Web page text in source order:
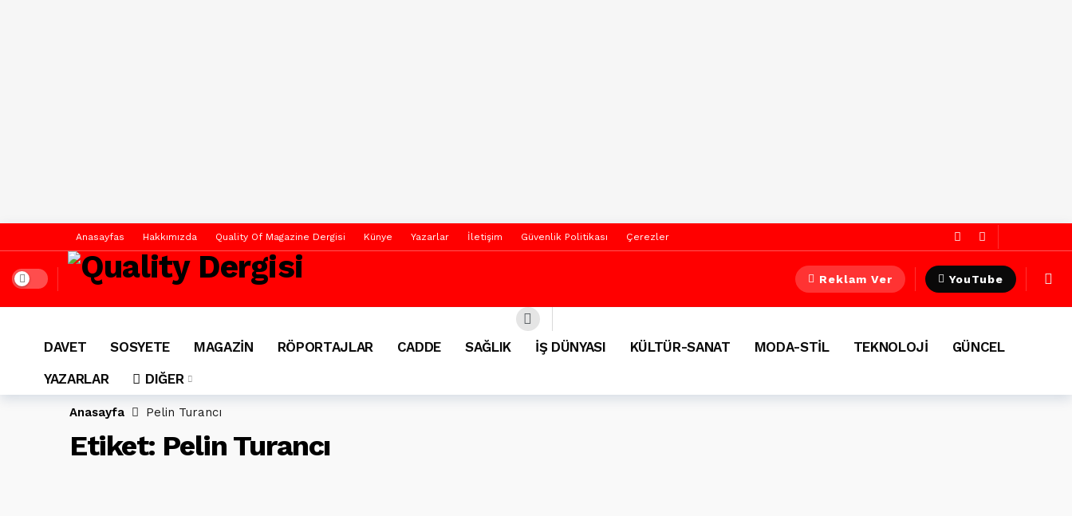
Anasayfas Hakkımızda Quality Of Magazine Dergisi Künye Yazarlar İletişim Güvenlik Politikası Çerezler
Dark mode Reklam Ver YouTube
DAVET SOSYETE MAGAZİN RÖPORTAJLAR CADDE SAĞLIK İŞ DÜNYASI KÜLTÜR-SANAT MODA-STİL TEKNOLOJİ
GÜNCEL
YAZARLAR
DIĞER
Anasayfa Pelin Turancı
Etiket: Pelin Turancı